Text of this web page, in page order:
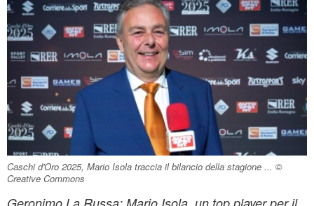
Caschi d'Oro 2025, Mario Isola traccia il bilancio della stagione ... ©
Creative Commons